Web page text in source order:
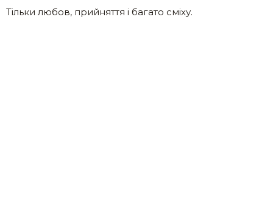
Тільки любов, прийняття і багато сміху.